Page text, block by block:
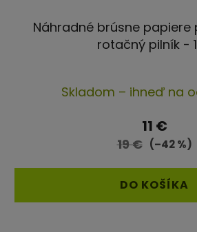
Náhradné brúsne papiere
rotačný pilník -
Skladom – ihneď na
11 €
19 € (–42 %)
DO KOŠÍKA